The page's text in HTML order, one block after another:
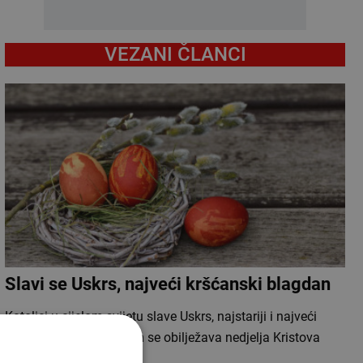
VEZANI ČLANCI
Slavi se Uskrs, najveći kršćanski blagdan
Katolici u cijelom svijetu slave Uskrs, najstariji i najveći
kršćanski blagdan kojim se obilježava nedjelja Kristova